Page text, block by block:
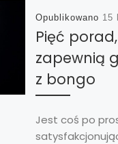
Opublikowano 15
Pięć
zapewnią
z bongo
Jest coś po